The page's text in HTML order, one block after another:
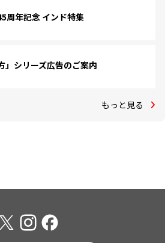
周年記念 インド特集
」シリーズ広告のご案内
もっと見る